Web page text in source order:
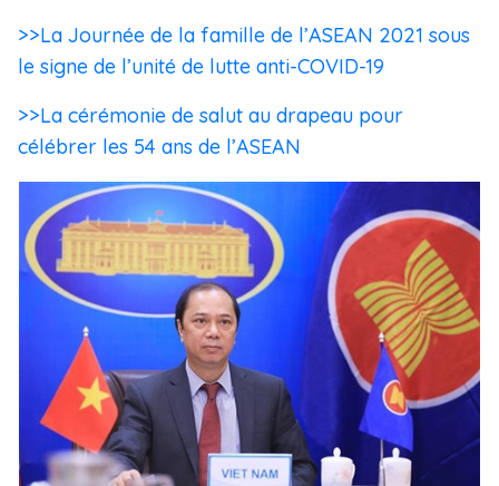
>>La Journée de la famille de l’ASEAN 2021 sous
le signe de l’unité de lutte anti-COVID-19
>>La cérémonie de salut au drapeau pour
célébrer les 54 ans de l’ASEAN